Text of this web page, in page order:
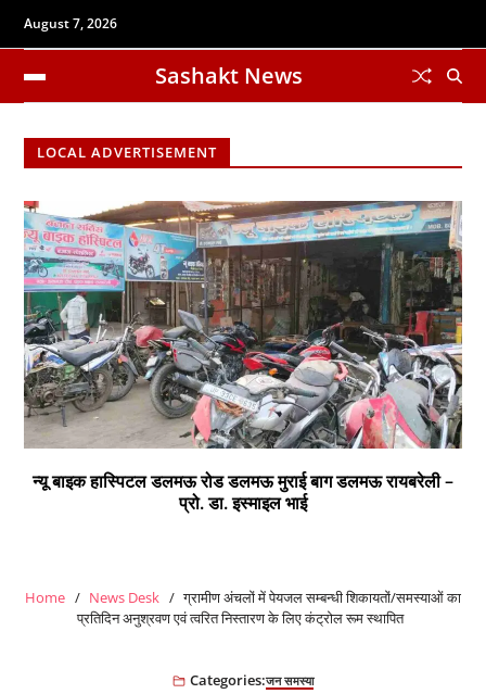
August 7, 2026
Sashakt News
LOCAL ADVERTISEMENT
न्यू बाइक हास्पिटल डलमऊ रोड डलमऊ मुराई बाग डलमऊ रायबरेली –
प्रो. डा. इस्माइल भाई
Home News Desk
ग्रामीण अंचलों में पेयजल सम्बन्धी शिकायतों/समस्याओं का
प्रतिदिन अनुश्रवण एवं त्वरित निस्तारण के लिए कंट्रोल रूम स्थापित
Categories:जन समस्या